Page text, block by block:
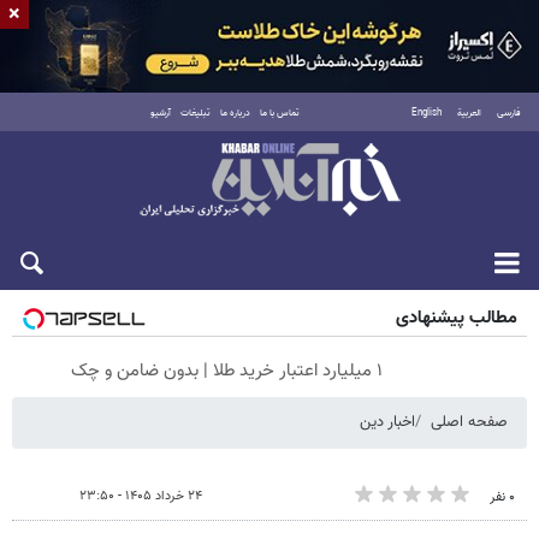
فارسی العربية English تماس با ما درباره ما تبلیغات آرشیو
جمعه ۱۶ مرداد ۱۴۰۵
مطالب پیشنهادی
۱ میلیارد اعتبار خرید طلا | بدون ضامن و چک
صفحه اصلی اخبار دین
۰ نفر ۲۴ خرداد ۱۴۰۵ - ۲۳:۵۰
×